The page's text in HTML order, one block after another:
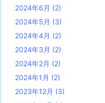
2024年6月 (2)
2024年5月 (3)
2024年4月 (2)
2024年3月 (2)
2024年2月 (2)
2024年1月 (2)
2023年12月 (3)